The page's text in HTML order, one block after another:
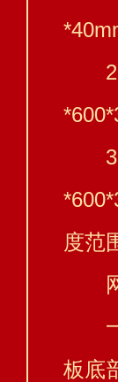
度范
板底